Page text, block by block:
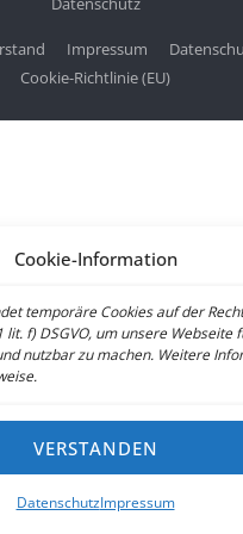
Cookie-Information
temporäre Cookies auf der
lit. f) DSGVO, um unsere Webseite
nutzbar zu machen. Weitere
VERSTANDEN
DatenschutzImpressum
Impressum
Cookie-Richtlinie (EU)